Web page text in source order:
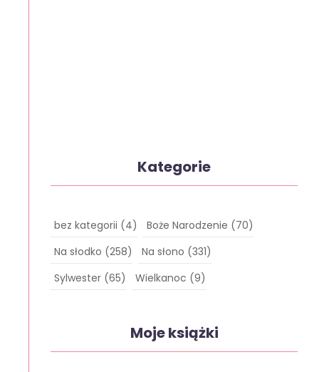
Kategorie
bez kategorii (4) Boże Narodzenie (70)
Na słodko (258) Na słono (331)
Sylwester (65) Wielkanoc (9)
Moje książki